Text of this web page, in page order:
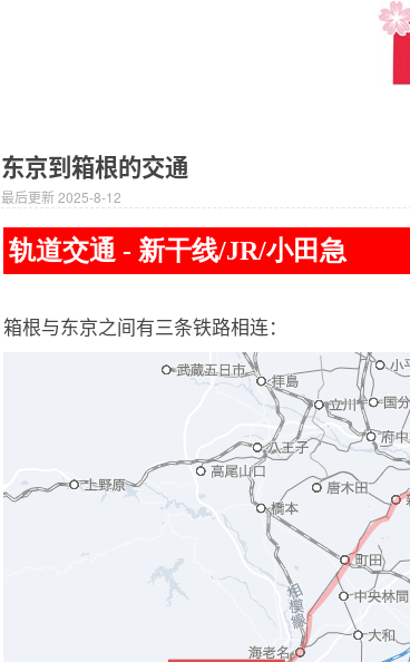
东京到箱根的交通
最后更新 2025-8-12
轨道交通 - 新干线/JR/小田急
箱根与东京之间有三条铁路相连：